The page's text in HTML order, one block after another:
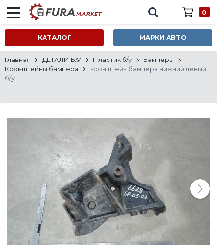
0
КАТАЛОГ МАРКИ АВТО
Все марки
Главная ДЕТАЛИ Б/У Пластик б/у
Бамперы
Кронштейны бампера
кронштейн бампера нижний левый
б/у